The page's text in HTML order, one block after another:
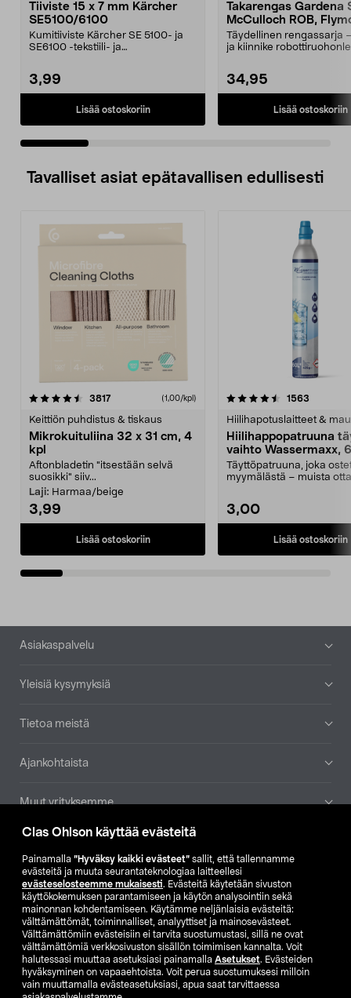
Clas Ohlson käyttää evästeitä
Painamalla ”Hyväksy kaikki evästeet” sallit, että tallennamme
evästeitä ja muuta seurantateknologiaa laitteellesi
evästeselosteemme mukaisesti. Evästeitä käytetään sivuston
käyttökokemuksen parantamiseen ja käytön analysointiin sekä
mainonnan kohdentamiseen. Käytämme neljänlaisia evästeitä:
välttämättömät, toiminnalliset, analyyttiset ja mainosevästeet.
Välttämättömiin evästeisiin ei tarvita suostumustasi, sillä ne ovat
välttämättömiä verkkosivuston sisällön toimimisen kannalta. Voit
halutessasi muuttaa asetuksiasi painamalla Asetukset. Evästeiden
hyväksyminen on vapaaehtoista. Voit perua suostumuksesi milloin
vain muuttamalla evästeasetuksiasi, apua saat tarvittaessa
Tiiviste 15 x 7 mm Kärcher
SE5100/6100
Kumitiiviste Kärcher SE 5100- ja
SE6100 -tekstiili- ja
3,99
Lisää ostoskoriin
Takarengas Gardena
McCulloch ROB,
Easilife
Täydellinen rengassarja
ja kiinnike
34,95
Lisää ostoskoriin
Tavalliset asiat epätavallisen edullisesti
3817arvostelut (1,00/kpl)
Keittiön puhdistus & tiskaus
Mikrokuituliina 32 x 31 cm, 4
kpl
Aftonbladetin "itsestään selvä
suosikki" siiv...
Laji: Harmaa/beige
3,99
Lisää ostoskoriin
4.5viidestä
1563
Hiilihapotuslaitteet &
Hiilihappopatruuna
vaihto Wassermaxx,
Täyttöpatruuna, joka
myymälästä – muista
3,00
Lisää ostoskoriin
4.5viidestä
Alatunniste
Asiakaspalvelu
Yleisiä kysymyksiä
Tietoa meistä
Ajankohtaista
Muut yrityksemme
Etsi myymälä
SE NO FI
FI SV